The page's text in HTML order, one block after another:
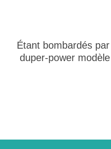
Étant bombardés
duper-power